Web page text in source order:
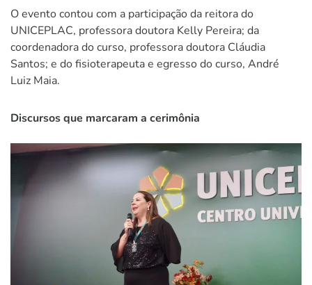
O evento contou com a participação da reitora do
UNICEPLAC, professora doutora Kelly Pereira; da
coordenadora do curso, professora doutora Cláudia
Santos; e do fisioterapeuta e egresso do curso, André
Luiz Maia.
Discursos que marcaram a cerimônia